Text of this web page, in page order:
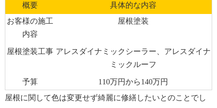
概要
具体的な内容
お客様の施工
内容
屋根塗装
屋根塗装工事 アレスダイナミックシーラー、アレスダイナ
ミックルーフ
予算
110万円から140万円
屋根に関して色は変更せず綺麗に修繕したいとのことでし